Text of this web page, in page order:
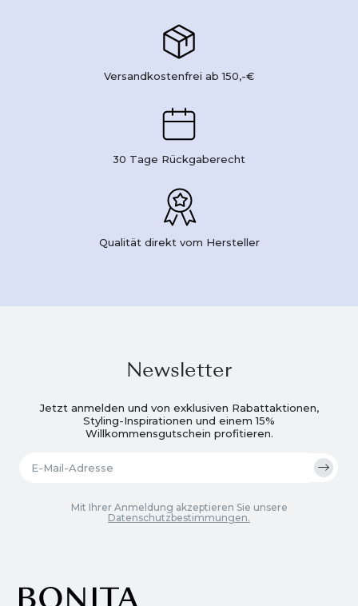
Versandkostenfrei ab 150,-€
30 Tage Rückgaberecht
Qualität direkt vom Hersteller
Newsletter
Jetzt anmelden und von exklusiven Rabattaktionen,
Styling-Inspirationen und einem 15%
Willkommensgutschein profitieren.
Mit Ihrer Anmeldung akzeptieren Sie unsere
Datenschutzbestimmungen.